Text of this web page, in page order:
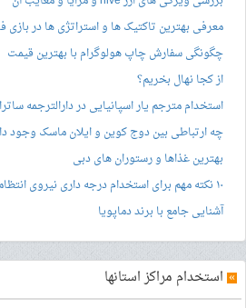
معرفی بهترین تاکتیک ها و استراتژی ها در بازی
چگونگی سفارش چاپ هولوگرام با بهترین قیمت
از کجا نهال بخریم؟
استخدام مترجم یار اسپانیایی در دارالترجمه ساترا
چه ارتباطی بین دوج کوین و ایلان ماسک وجود
بهترین غذاها و رستوران های دبی
۱۰ نکته مهم برای استخدام درجه داری نیروی انتظامی
آشنایی جامع با برند دماپویا
» استخدام مراکز استانها